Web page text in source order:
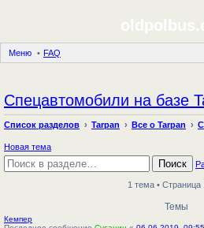
Меню FAQ
Спецавтомобили на базе
Список разделов Tarpan Все о Tarpan
Новая тема
Поиск
1 тема • Страница
Темы
Кемпер